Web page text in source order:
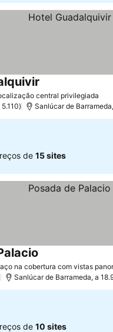
central privilegiada
5.110 Sanlúcar de
de 15 sites
na cobertura com vistas
Sanlúcar de Barrameda, a
de 10 sites